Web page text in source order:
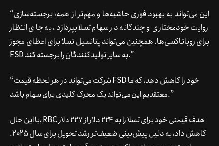
“این می‌تواند به بهبود فوری حاشیه‌ها و مهم‌تر از همه، برجسته‌سازی
روایت خودمختاری و چندگانه در سهام تسلا بپردازد، به جای انتظار
برای روباتاکسی‌ها. همچنین می‌تواند پتانسیل تسلا برای اعطای مجوز
FSD به سایر تولیدکنندگان را برجسته کند.”
“شرکت می‌تواند در هر لحظه قیمت FSD خود را کاهش دهد، که ما
معتقدیم این می‌تواند یک محرک کلیدی برای سهام باشد.”
با این حال، RBC هدف قیمتی خود برای تسلا را به 224 دلار از 227 دلار
کاهش داد، به دلیل پیش‌بینی ضعیف‌تر رشد تحویل برای سال 2025.